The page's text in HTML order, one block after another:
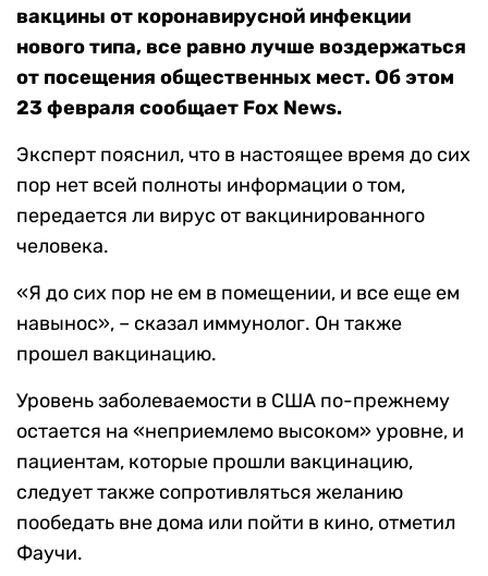
вакцины от коронавирусной инфекции
нового типа, все равно лучше воздержаться
от посещения общественных мест. Об этом
23 февраля сообщает Fox News.
Эксперт пояснил, что в настоящее время до сих
пор нет всей полноты информации о том,
передается ли вирус от вакцинированного
человека.
«Я до сих пор не ем в помещении, и все еще ем
навынос», – сказал иммунолог. Он также
прошел вакцинацию.
Уровень заболеваемости в США по-прежнему
остается на «неприемлемо высоком» уровне, и
пациентам, которые прошли вакцинацию,
следует также сопротивляться желанию
пообедать вне дома или пойти в кино, отметил
Фаучи.